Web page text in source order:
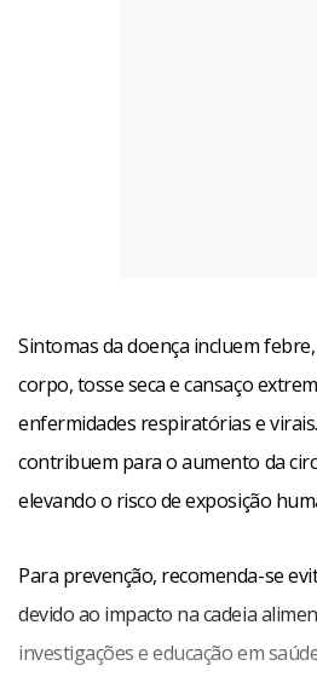
Sintomas da doença incluem
corpo, tosse seca e cansaço
enfermidades respiratórias e
contribuem para o aumento da
elevando o risco de exposição
Para prevenção, recomenda-se
devido ao impacto na cadeia
investigações e educação em